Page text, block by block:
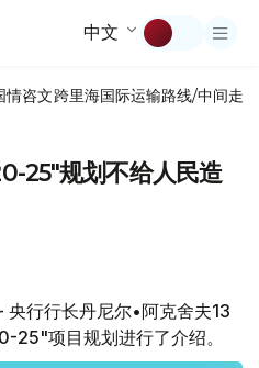
中文
情咨文跨里海国际运输路线/中间走廊
25"规划不给人民造
行行长丹尼尔•阿克舍夫13
25"项目规划进行了介绍。